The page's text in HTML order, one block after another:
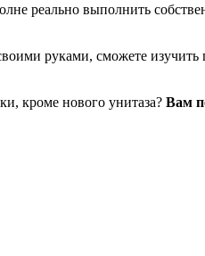
реально выполнить
руками, сможете
кроме нового унитаза? Вам